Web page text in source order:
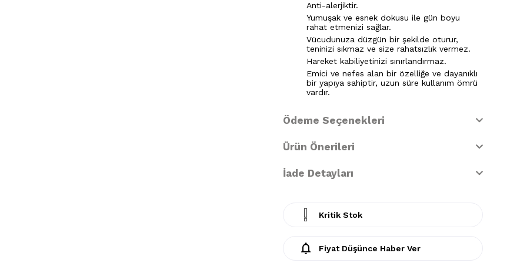
Anti-alerjiktir.
Yumuşak ve esnek dokusu ile gün boyu
rahat etmenizi sağlar.
Vücudunuza düzgün bir şekilde oturur,
teninizi sıkmaz ve size rahatsızlık vermez.
Hareket kabiliyetinizi sınırlandırmaz.
Emici ve nefes alan bir özelliğe ve dayanıklı
bir yapıya sahiptir, uzun süre kullanım ömrü
vardır.
Ödeme Seçenekleri
Ürün Önerileri
İade Detayları
Kritik Stok
Fiyat Düşünce Haber Ver